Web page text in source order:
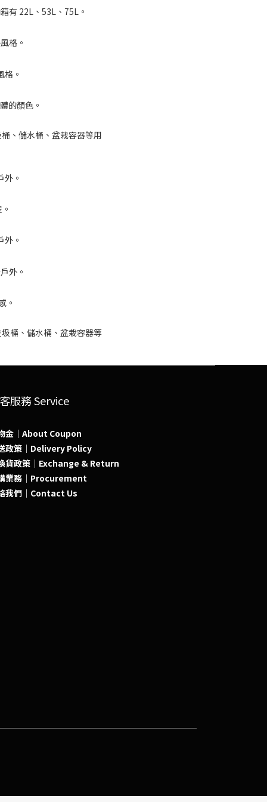
服務 Service
金｜About Coupon
政策｜Delivery Policy
貨政策｜Exchange & Return
業務｜Procurement
我們｜Contact Us